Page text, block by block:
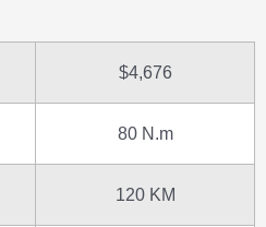
$4,676
80 N.m
120 KM